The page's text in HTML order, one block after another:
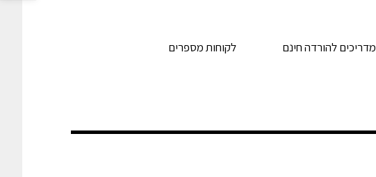
מדריכים להורדה חינם לקוחות מספרים